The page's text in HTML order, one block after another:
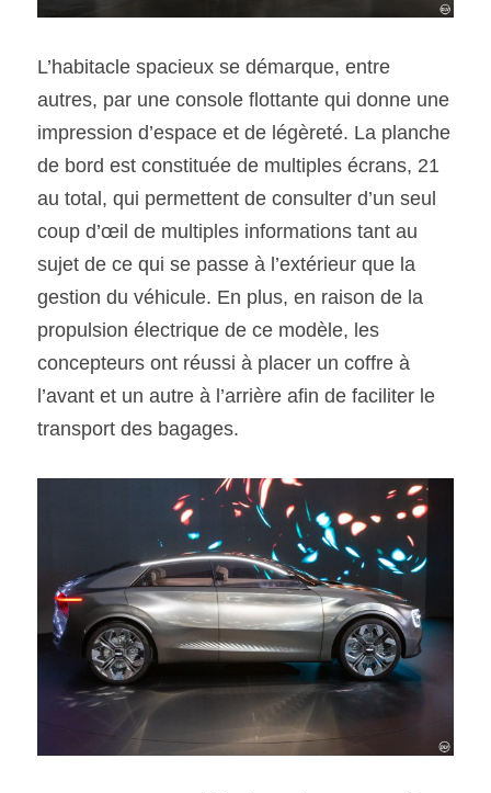
L’habitacle spacieux se démarque, entre
autres, par une console flottante qui donne une
impression d’espace et de légèreté. La planche
de bord est constituée de multiples écrans, 21
au total, qui permettent de consulter d’un seul
coup d’œil de multiples informations tant au
sujet de ce qui se passe à l’extérieur que la
gestion du véhicule. En plus, en raison de la
propulsion électrique de ce modèle, les
concepteurs ont réussi à placer un coffre à
l’avant et un autre à l’arrière afin de faciliter le
transport des bagages.